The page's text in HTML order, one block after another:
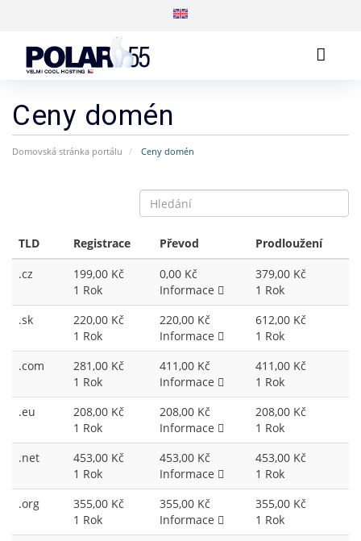
Ceny domén
Domovská stránka portálu Ceny domén
TLD Registrace Převod
Prodloužení
.cz
199,00 Kč
1 Rok
0,00 Kč
Informace
379,00 Kč
1 Rok
.sk
220,00 Kč
1 Rok
220,00 Kč
Informace
612,00 Kč
1 Rok
.com
281,00 Kč
1 Rok
411,00 Kč
Informace
411,00 Kč
1 Rok
.eu
208,00 Kč
1 Rok
208,00 Kč
Informace
208,00 Kč
1 Rok
.net
453,00 Kč
1 Rok
453,00 Kč
Informace
453,00 Kč
1 Rok
.org
355,00 Kč
1 Rok
355,00 Kč
Informace
355,00 Kč
1 Rok